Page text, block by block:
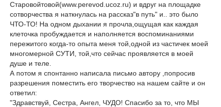
Старовойтовой(www.perevod.ucoz.ru) и вдруг на площадке
сотворчества я наткнулась на рассказ"в путь" и.. это было
ЧТО-ТО! На одном дыхании я прочла,ощущая как каждая
клеточка пробуждается и наполняется воспоминаниями
пережитого когда-то опыта меня той,одной из частичек моей
многомерной СУТИ, той,что сейчас проявляется в моей
душе и теле.
А потом я спонтанно написала письмо автору ,попросив
разрешения поместить его творчество на нашем сайте и он
ответил:
"Здравствуй, Сестра, Ангел, ЧУДО! Спасибо за то, что МЫ